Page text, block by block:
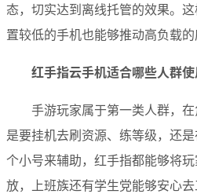
态，切实达到离线托管的效果。
置较低的手机也能够推动高负载的
红手指云手机适合哪些人群使
手游玩家属于第一类人群，
是要挂机去刷资源、练等级，还
个小号来辅助，红手指都能够将
放，上班族还有学生党能够安心